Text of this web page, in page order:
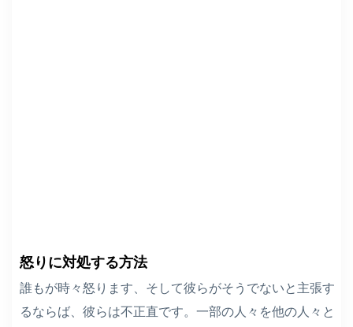
怒りに対処する方法
誰もが時々怒ります、そして彼らがそうでないと主張す
るならば、彼らは不正直です。一部の人々を他の人々と